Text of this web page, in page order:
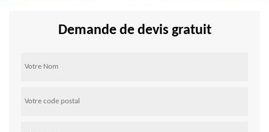
Demande de devis gratuit